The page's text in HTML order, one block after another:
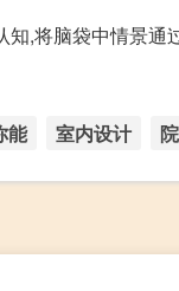
,将脑袋中情景
能 室内设计